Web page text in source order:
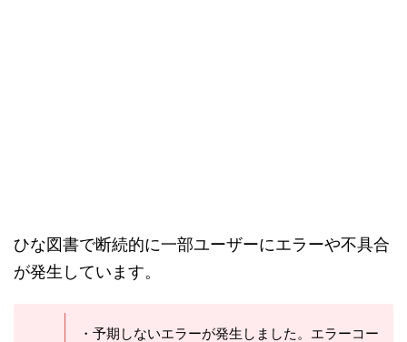
す。端末の設定を確認してください。
・通信がタイムアウトしました